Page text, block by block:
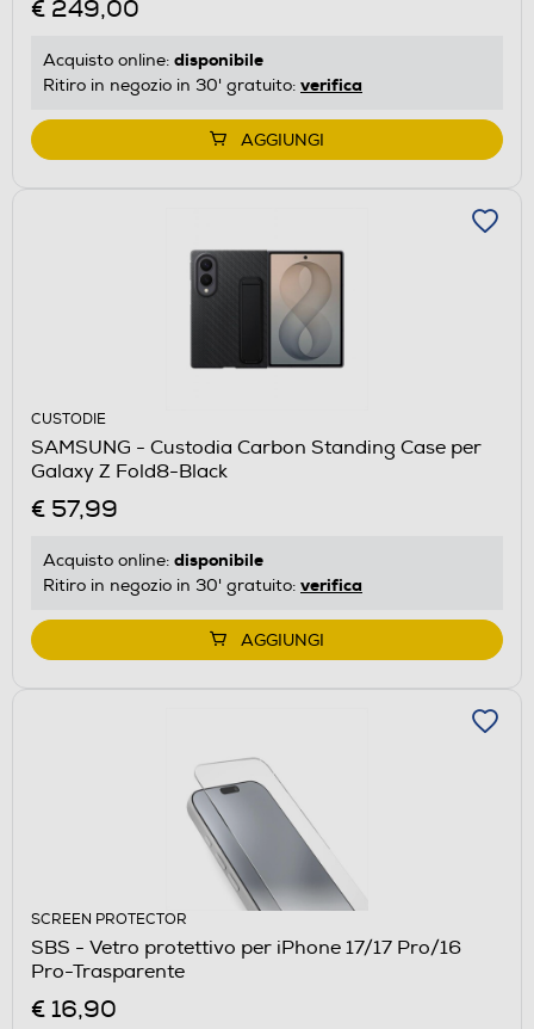
€ 249,00
Acquisto online: disponibile
Ritiro in negozio in 30' gratuito: verifica
AGGIUNGI
CUSTODIE
SAMSUNG - Custodia Carbon Standing Case per
Galaxy Z Fold8-Black
€ 57,99
Acquisto online: disponibile
Ritiro in negozio in 30' gratuito: verifica
AGGIUNGI
SCREEN PROTECTOR
SBS - Vetro protettivo per iPhone 17/17 Pro/16
Pro-Trasparente
€ 16,90